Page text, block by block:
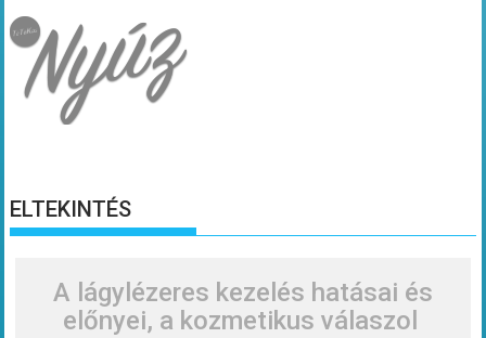
ELTEKINTÉS
A lágylézeres kezelés hatásai és
előnyei, a kozmetikus válaszol